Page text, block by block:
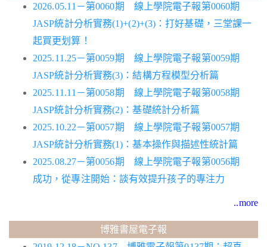
2026.05.11－第0060期 線上學院電子報第0060期
JASP統計分析實務(1)+(2)+(3)：打好基礎，三堂課一
起買更划算！
2025.11.25－第0059期 線上學院電子報第0059期
JASP統計分析實務(3)：結構方程模型分析篇
2025.11.11－第0058期 線上學院電子報第0058期
JASP統計分析實務(2)：基礎統計分析篇
2025.10.22－第0057期 線上學院電子報第0057期
JASP統計分析實務(1)：基本操作與描述性統計篇
2025.08.27－第0056期 線上學院電子報第0056期
成功，從專注開始：談有效提升孩子的專注力
..more
博雅書屋電子報